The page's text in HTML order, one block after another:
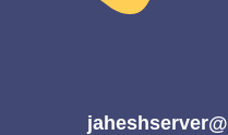
@jaheshserver